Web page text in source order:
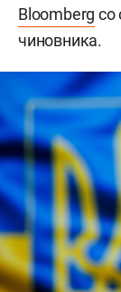
Bloomberg со
чиновника.